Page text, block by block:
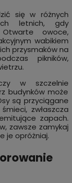
się w różnych
letnich, gdy
Otwarte owoce,
wabikiem
przysmaków na
pikników,
w szczelnie
budynków może
są przyciągane
zwłaszcza
zapach.
zawsze zamykaj
je opróżniaj.